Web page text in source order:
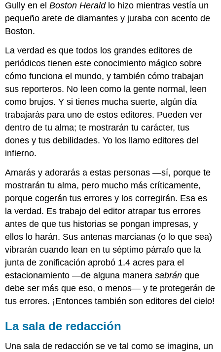
Gully en elBoston Heraldlo hizo mientras vestía un
pequeño arete de diamantes y juraba con acento de
Boston.
La verdad es que todos los grandes editores de
periódicos tienen este conocimiento mágico sobre
cómo funciona el mundo, y también cómo trabajan
sus reporteros. No leen como la gente normal, leen
como brujos. Y si tienes mucha suerte, algún día
trabajarás para uno de estos editores. Pueden ver
dentro de tu alma; te mostrarán tu carácter, tus
dones y tus debilidades. Yo los llamo editores del
infierno.
Amarás y adorarás a estas personas —sí, porque te
mostrarán tu alma, pero mucho más críticamente,
porque cogerán tus errores y los corregirán. Esa es
la verdad. Es trabajo del editor atrapar tus errores
antes de que tus historias se pongan impresas, y
ellos lo harán. Sus antenas marcianas (o lo que sea)
vibrarán cuando lean en tu séptimo párrafo que la
junta de zonificación aprobó 1.4 acres para el
estacionamiento —de alguna manerasabrán que
debe ser más que eso, o menos— y te protegerán de
tus errores. ¡Entonces también son editores del cielo!
La sala de redacción
Una sala de redacción se ve tal como se imagina, un